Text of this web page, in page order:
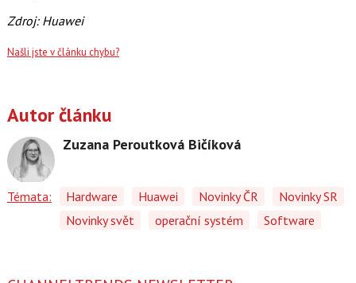
Zdroj: Huawei
Našli jste v článku chybu?
Autor článku
Zuzana Peroutková Bičíková
Témata: Hardware Huawei Novinky ČR
Novinky SR
Novinky svět
operační systém Software